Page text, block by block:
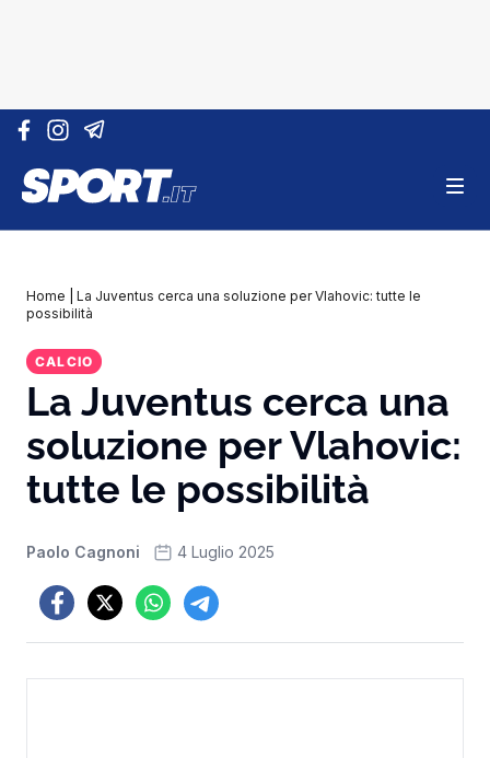
Vai al contenuto
Home
La Juventus cerca una soluzione per Vlahovic: tutte le
possibilità
CALCIO
La Juventus cerca una
soluzione per Vlahovic:
tutte le possibilità
Paolo Cagnoni 4 Luglio 2025